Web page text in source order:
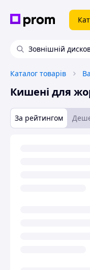
Зовнішній
Каталог товарів
Кишені для
За рейтингом